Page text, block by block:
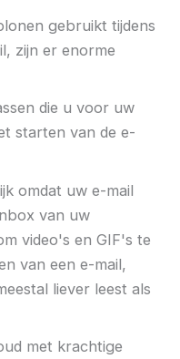
gebruikt tijdens
zijn er enorme
die u voor uw
starten van de e-
omdat uw e-mail
van uw
video's en GIF's te
van een e-mail,
liever leest als
met krachtige